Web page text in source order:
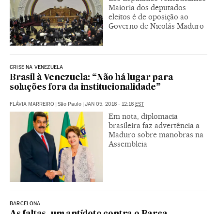
Maioria dos deputados
eleitos é de oposição ao
Governo de Nicolás Maduro
CRISE NA VENEZUELA
Brasil à Venezuela: “Não há lugar para
soluções fora da institucionalidade”
FLÁVIA MARREIRO | São Paulo | JAN 05, 2016 - 12:16 EST
Em nota, diplomacia
brasileira faz advertência a
Maduro sobre manobras na
Assembleia
BARCELONA